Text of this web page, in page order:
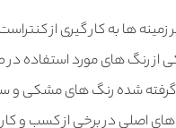
ها به کار گیری از
رنگ های مورد استفاده در
گرفته شده رنگ های مشکی و
اصلی در برخی از کسب و